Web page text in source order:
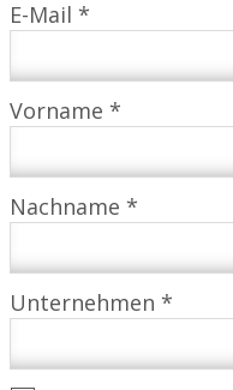
E-Mail *
Vorname *
Nachname *
Unternehmen *